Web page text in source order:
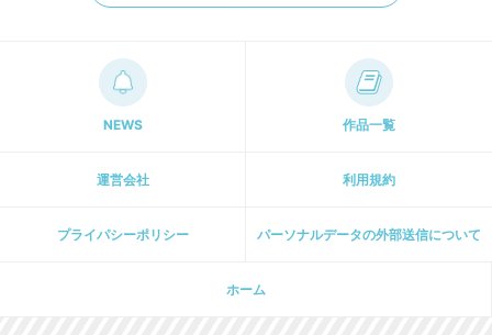
NEWS 作品一覧
運営会社 利用規約
プライパシーポリシー パーソナルデータの外部送信について
ホーム